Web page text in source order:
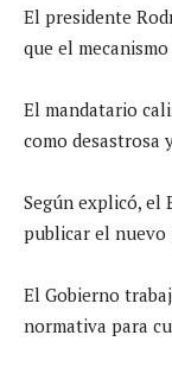
El presidente
que el
El mandatario
como desastrosa
Según explicó, el
publicar el nuevo
El Gobierno
normativa para